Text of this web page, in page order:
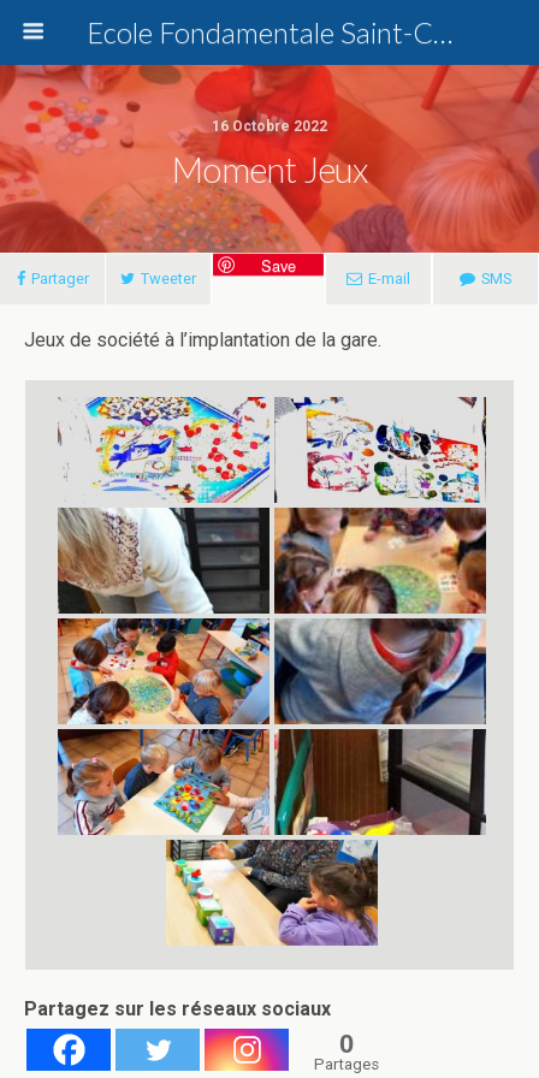
Ecole Fondamentale Saint-Charles Dottignies
16 Octobre 2022
Moment Jeux
Partager Tweeter
Save
E-mail SMS
Jeux de société à l’implantation de la gare.
Partagez sur les réseaux sociaux
0
Partages